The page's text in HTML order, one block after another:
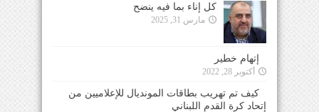
كل إناء بما فيه ينضح
مارس 31, 2025
إتهام خطير
أكتوبر 28, 2022
كيف تم تهريب بطاقات المونديال للإعلاميين من
إتحاد كرة القدم اللبناني